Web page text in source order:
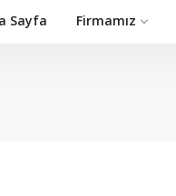
Sayfa Firmamız